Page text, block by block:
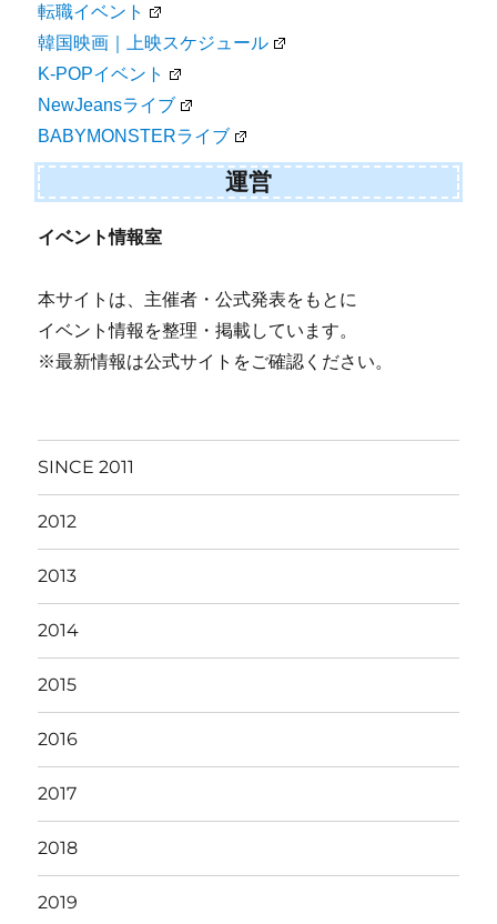
転職イベント
韓国映画｜上映スケジュール
K-POPイベント
NewJeansライブ
BABYMONSTERライブ
運営
イベント情報室
本サイトは、主催者・公式発表をもとに
イベント情報を整理・掲載しています。
※最新情報は公式サイトをご確認ください。
SINCE 2011
2012
2013
2014
2015
2016
2017
2018
2019